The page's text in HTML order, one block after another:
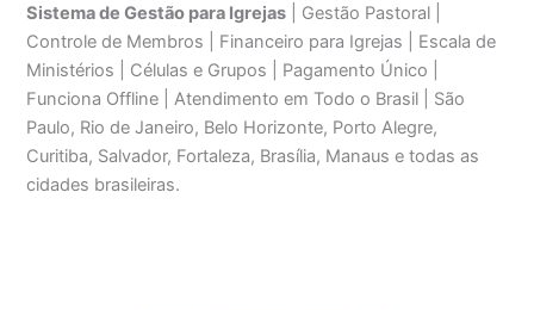
Sistema de Gestão para Igrejas | Gestão Pastoral |
Controle de Membros | Financeiro para Igrejas | Escala de
Ministérios | Células e Grupos | Pagamento Único |
Funciona Offline | Atendimento em Todo o Brasil | São
Paulo, Rio de Janeiro, Belo Horizonte, Porto Alegre,
Curitiba, Salvador, Fortaleza, Brasília, Manaus e todas as
cidades brasileiras.